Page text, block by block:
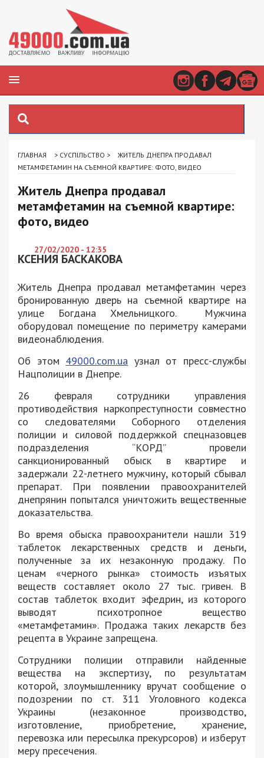
ГЛАВНАЯ > СУСПІЛЬСТВО >
ЖИТЕЛЬ ДНЕПРА ПРОДАВАЛ
МЕТАМФЕТАМИН НА СЪЕМНОЙ КВАРТИРЕ: ФОТО, ВИДЕО
Житель Днепра продавал
метамфетамин на съемной квартире:
фото, видео
27/02/2020 - 12:35
КСЕНИЯ БАСКАКОВА
Житель Днепра продавал метамфетамин через
бронированную дверь на съемной квартире на
улице Богдана Хмельницкого. Мужчина
оборудовал помещение по периметру камерами
видеонаблюдения.
Об этом 49000.com.ua узнал от пресс-службы
Нацполиции в Днепре.
26 февраля сотрудники управления
противодействия наркопреступности совместно
со следователями Соборного отделения
полиции и силовой поддержкой спецназовцев
подразделения “КОРД” провели
санкционированный обыск в квартире и
задержали 22-летнего мужчину, который сбывал
препарат. При появлении правоохранителей
днепрянин попытался уничтожить вещественные
доказательства.
Во время обыска правоохранители нашли 319
таблеток лекарственных средств и деньги,
полученные за их незаконную продажу. По
ценам «черного рынка» стоимость изъятых
веществ составляет около 27 тыс. гривен. В
состав таблеток входит эфедрин, из которого
выводят психотропное вещество
«метамфетамин». Продажа таких лекарств без
рецепта в Украине запрещена.
Сотрудники полиции отправили найденные
вещества на экспертизу, по результатам
которой, злоумышленнику вручат сообщение о
подозрении по ст. 311 Уголовного кодекса
Украины (незаконное производство,
изготовление, приобретение, хранение,
перевозка или пересылка прекурсоров) и изберут
меру пресечения.